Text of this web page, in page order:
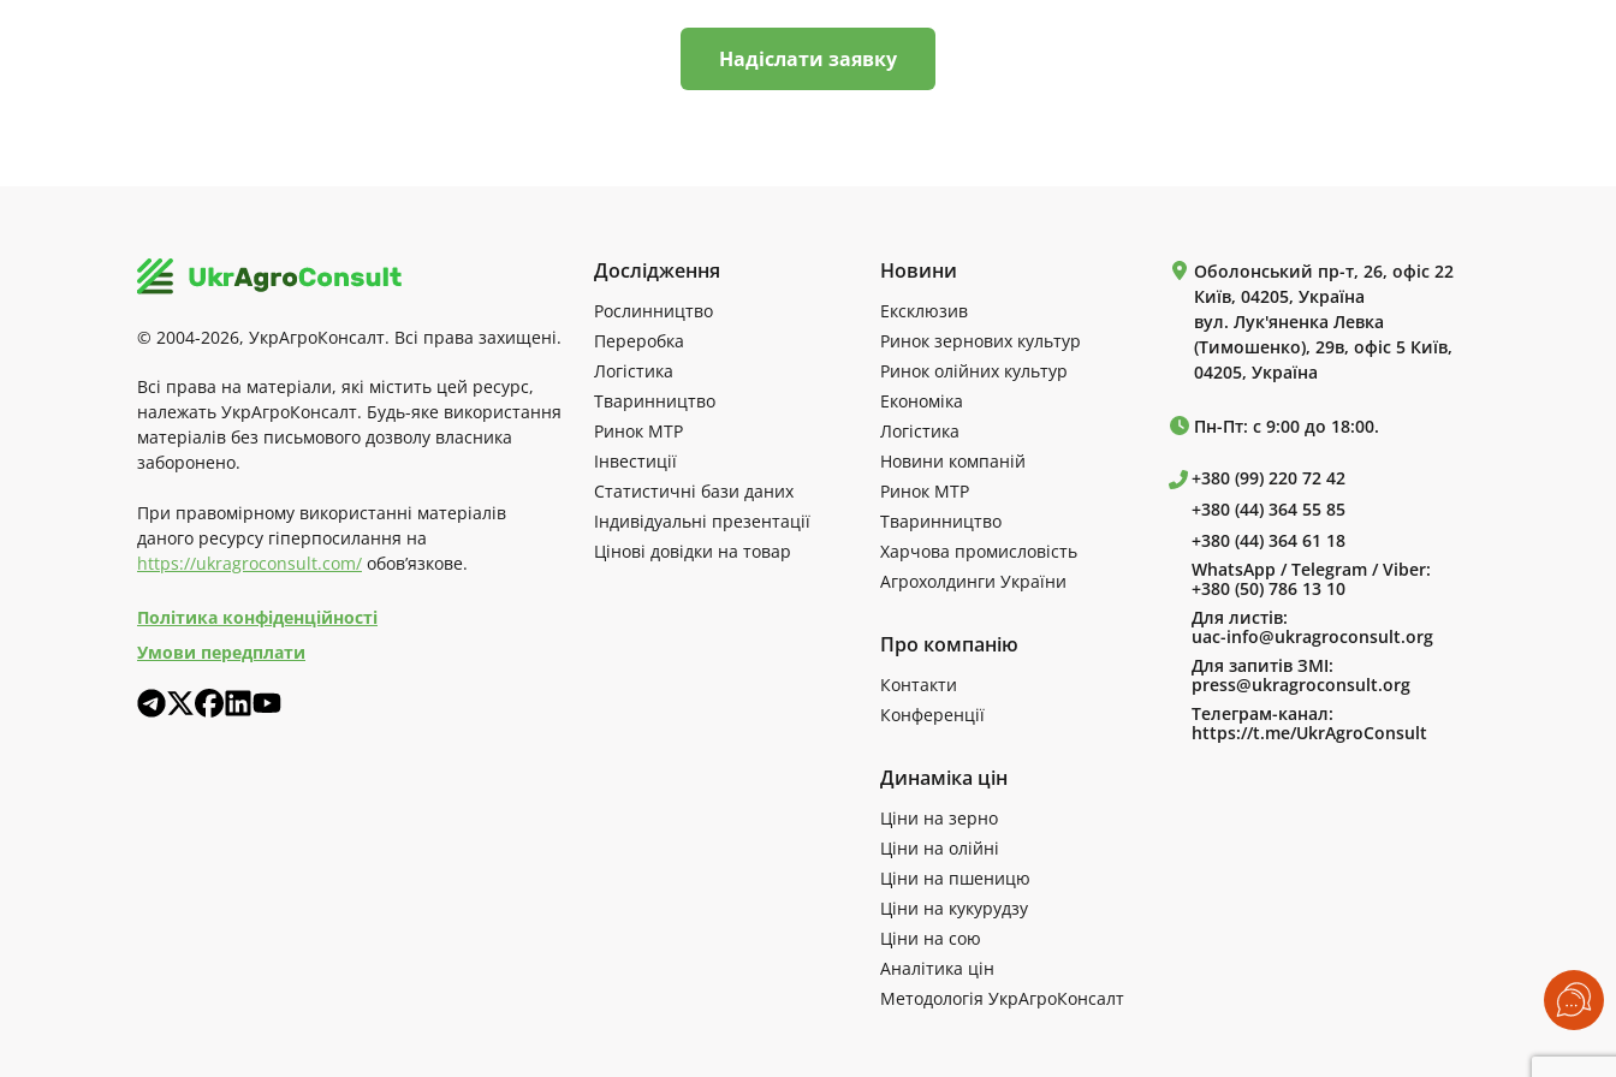
Надіслати заявку
© 2004-2026, УкрАгроКонсалт. Всі права захищені.
Всі права на матеріали, які містить цей ресурс,
належать УкрАгроКонсалт. Будь-яке використання
матеріалів без письмового дозволу власника
заборонено.
При правомірному використанні матеріалів
даного ресурсу гіперпосилання на
https://ukragroconsult.com/ обов’язкове.
Політика конфіденційності
Умови передплати
Дослідження
Рослинництво
Переробка
Логістика
Тваринництво
Ринок МТР
Інвестиції
Статистичні бази даних
Індивідуальні презентації
Цінові довідки на товар
Новини
Ексклюзив
Ринок зернових культур
Ринок олійних культур
Економіка
Логістика
Новини компаній
Ринок МТР
Тваринництво
Харчова промисловість
Агрохолдинги України
Про компанію
Контакти
Конференції
Динаміка цін
Ціни на зерно
Ціни на олійні
Ціни на пшеницю
Ціни на кукурудзу
Ціни на сою
Аналітика цін
Методологія УкрАгроКонсалт
Оболонський пр-т, 26, офіс 22
Київ, 04205, Україна
вул. Лук'яненка Левка
(Тимошенко), 29в, офіс 5 Київ,
04205, Україна
Пн-Пт: с 9:00 до 18:00.
+380 (99) 220 72 42
+380 (44) 364 55 85
+380 (44) 364 61 18
WhatsApp / Telegram / Viber:
+380 (50) 786 13 10
Для листів:
uac-info@ukragroconsult.org
Для запитів ЗМІ:
press@ukragroconsult.org
Телеграм-канал:
https://t.me/UkrAgroConsult